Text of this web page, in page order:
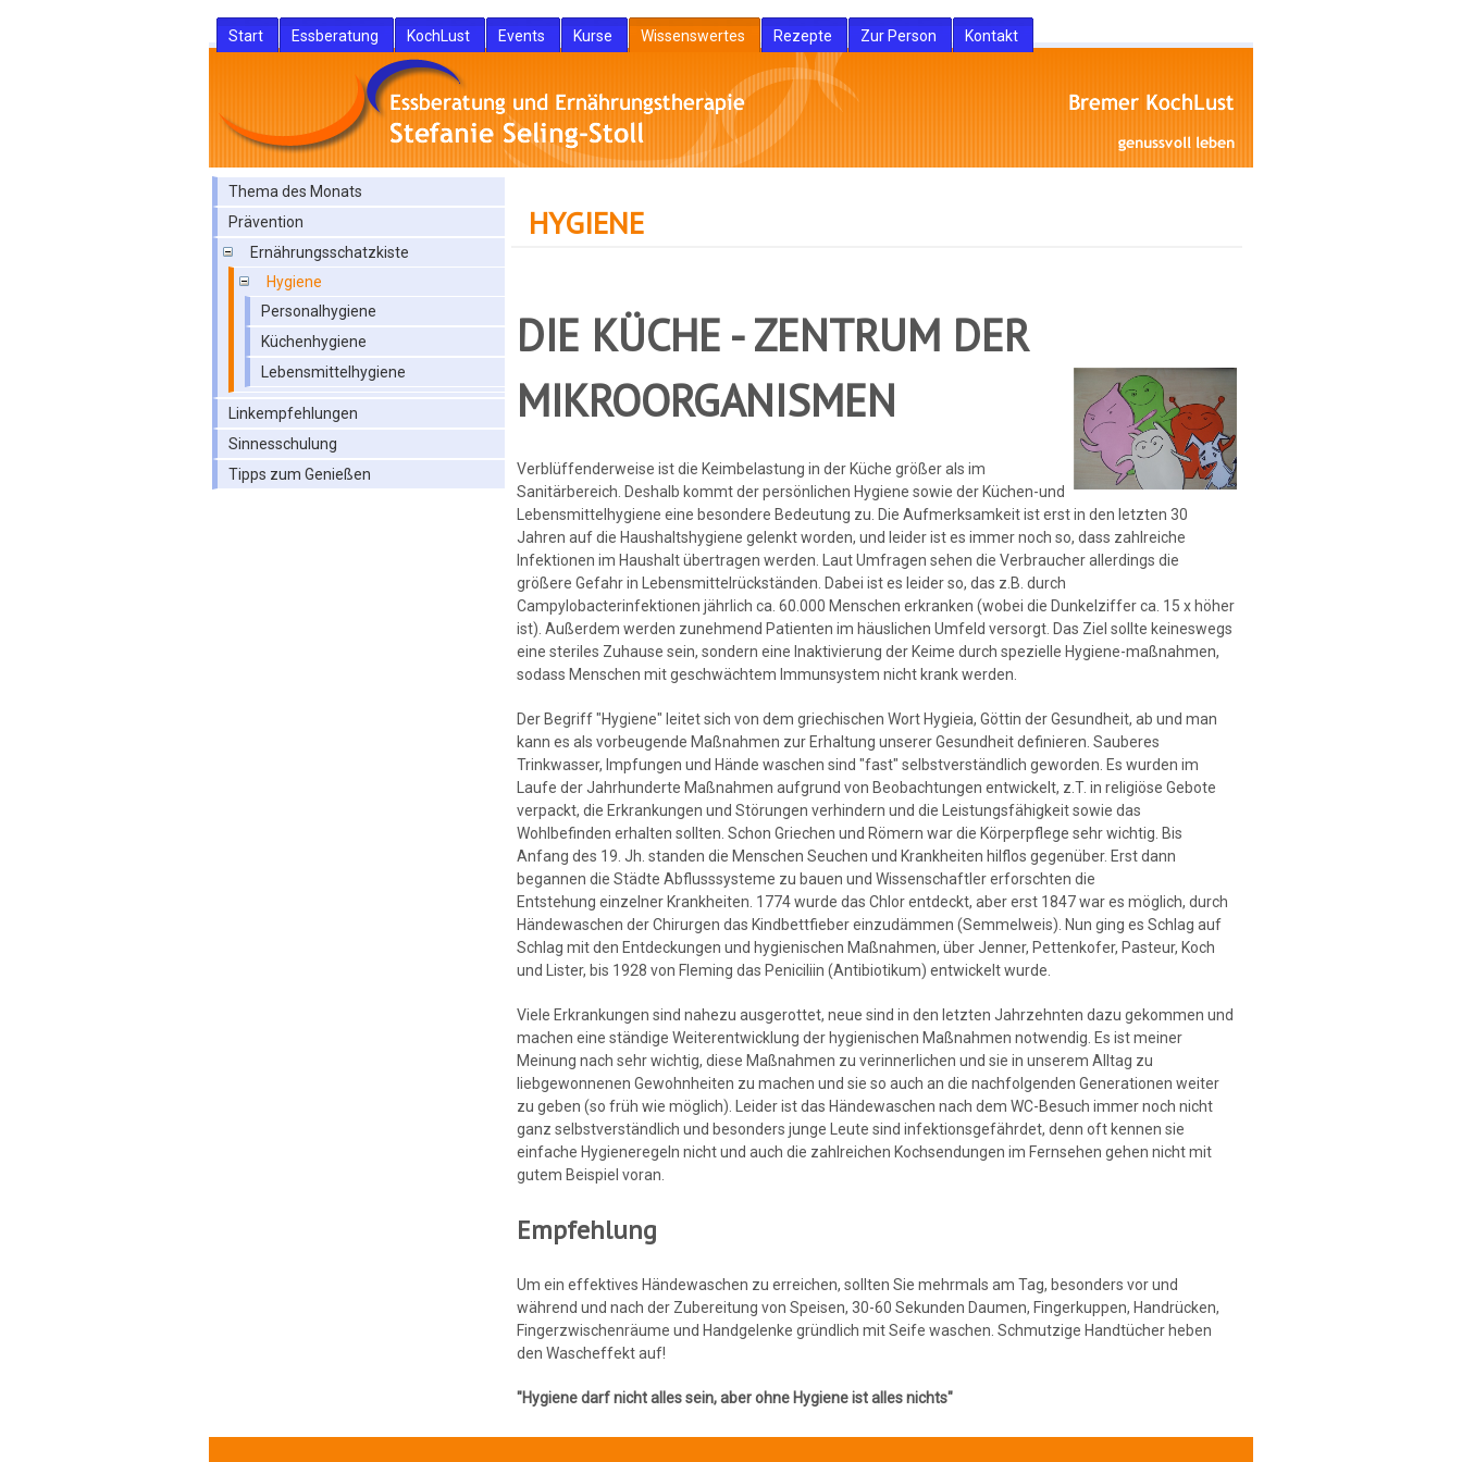
Start Essberatung KochLust Events Kurse Wissenswertes Rezepte Zur Person Kontakt
Thema des Monats
Prävention
Ernährungsschatzkiste
Hygiene
Personalhygiene
Küchenhygiene
Lebensmittelhygiene
Linkempfehlungen
Sinnesschulung
Tipps zum Genießen
HYGIENE
DIE KÜCHE - ZENTRUM DER
MIKROORGANISMEN
Verblüffenderweise ist die Keimbelastung in der Küche größer als im
Sanitärbereich. Deshalb kommt der persönlichen Hygiene sowie der Küchen-und
Lebensmittelhygiene eine besondere Bedeutung zu. Die Aufmerksamkeit ist erst in den letzten 30
Jahren auf die Haushaltshygiene gelenkt worden, und leider ist es immer noch so, dass zahlreiche
Infektionen im Haushalt übertragen werden. Laut Umfragen sehen die Verbraucher allerdings die
größere Gefahr in Lebensmittelrückständen. Dabei ist es leider so, das z.B. durch
Campylobacterinfektionen jährlich ca. 60.000 Menschen erkranken (wobei die Dunkelziffer ca. 15 x höher
ist). Außerdem werden zunehmend Patienten im häuslichen Umfeld versorgt. Das Ziel sollte keineswegs
eine steriles Zuhause sein, sondern eine Inaktivierung der Keime durch spezielle Hygiene-maßnahmen,
sodass Menschen mit geschwächtem Immunsystem nicht krank werden.
Der Begriff "Hygiene" leitet sich von dem griechischen Wort Hygieia, Göttin der Gesundheit, ab und man
kann es als vorbeugende Maßnahmen zur Erhaltung unserer Gesundheit definieren. Sauberes
Trinkwasser, Impfungen und Hände waschen sind "fast" selbstverständlich geworden. Es wurden im
Laufe der Jahrhunderte Maßnahmen aufgrund von Beobachtungen entwickelt, z.T. in religiöse Gebote
verpackt, die Erkrankungen und Störungen verhindern und die Leistungsfähigkeit sowie das
Wohlbefinden erhalten sollten. Schon Griechen und Römern war die Körperpflege sehr wichtig. Bis
Anfang des 19. Jh. standen die Menschen Seuchen und Krankheiten hilflos gegenüber. Erst dann
begannen die Städte Abflusssysteme zu bauen und Wissenschaftler erforschten die
Entstehung einzelner Krankheiten. 1774 wurde das Chlor entdeckt, aber erst 1847 war es möglich, durch
Händewaschen der Chirurgen das Kindbettfieber einzudämmen (Semmelweis). Nun ging es Schlag auf
Schlag mit den Entdeckungen und hygienischen Maßnahmen, über Jenner, Pettenkofer, Pasteur, Koch
und Lister, bis 1928 von Fleming das Peniciliin (Antibiotikum) entwickelt wurde.
Viele Erkrankungen sind nahezu ausgerottet, neue sind in den letzten Jahrzehnten dazu gekommen und
machen eine ständige Weiterentwicklung der hygienischen Maßnahmen notwendig. Es ist meiner
Meinung nach sehr wichtig, diese Maßnahmen zu verinnerlichen und sie in unserem Alltag zu
liebgewonnenen Gewohnheiten zu machen und sie so auch an die nachfolgenden Generationen weiter
zu geben (so früh wie möglich). Leider ist das Händewaschen nach dem WC-Besuch immer noch nicht
ganz selbstverständlich und besonders junge Leute sind infektionsgefährdet, denn oft kennen sie
einfache Hygieneregeln nicht und auch die zahlreichen Kochsendungen im Fernsehen gehen nicht mit
gutem Beispiel voran.
Empfehlung
Um ein effektives Händewaschen zu erreichen, sollten Sie mehrmals am Tag, besonders vor und
während und nach der Zubereitung von Speisen, 30-60 Sekunden Daumen, Fingerkuppen, Handrücken,
Fingerzwischenräume und Handgelenke gründlich mit Seife waschen. Schmutzige Handtücher heben
den Wascheffekt auf!
"Hygiene darf nicht alles sein, aber ohne Hygiene ist alles nichts"